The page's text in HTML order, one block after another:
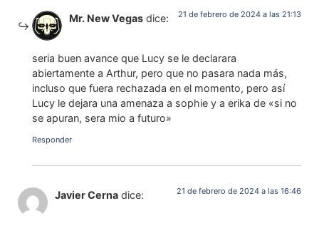
Mr. New Vegas dice: 21 de febrero de 2024 a las 21:13
seria buen avance que Lucy se le declarara
abiertamente a Arthur, pero que no pasara nada más,
incluso que fuera rechazada en el momento, pero así
Lucy le dejara una amenaza a sophie y a erika de «si no
se apuran, sera mio a futuro»
Responder
Javier Cerna dice: 21 de febrero de 2024 a las 16:46